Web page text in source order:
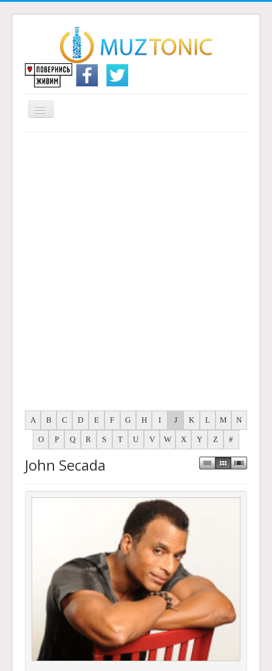
Перемикач
навігації
A B C D E F G H I J K L M N
O P Q R S T U V W X Y Z #
John Secada